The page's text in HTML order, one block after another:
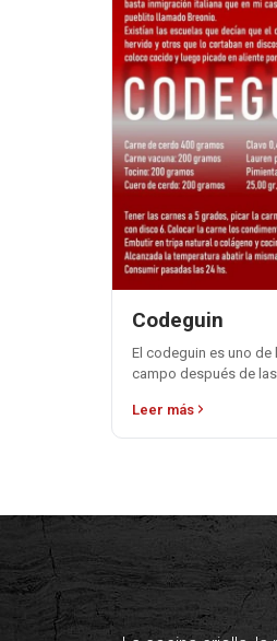
Codeguin
El codeguin es uno
campo después de
Leer más